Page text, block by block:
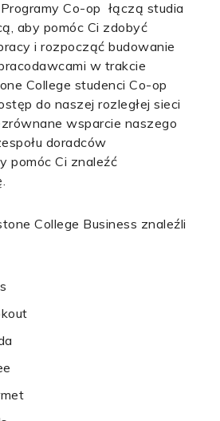
Co-op łączą studia
aby pomóc Ci zdobyć
i rozpocząć budowanie
w trakcie
College studenci Co-op
do naszej rozległej sieci
wsparcie naszego
doradców
pomóc Ci znaleźć
College Business znaleźli